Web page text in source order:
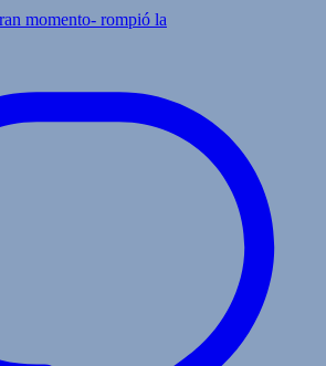
momento- rompió la